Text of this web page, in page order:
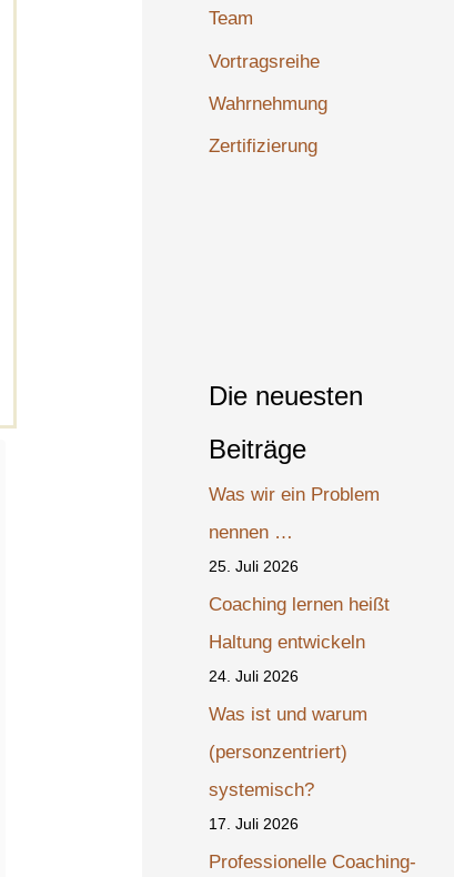
Team
Vortragsreihe
Wahrnehmung
Zertifizierung
Die neuesten
Beiträge
Was wir ein Problem
nennen …
25. Juli 2026
Coaching lernen heißt
Haltung entwickeln
24. Juli 2026
Was ist und warum
(personzentriert)
systemisch?
17. Juli 2026
Professionelle Coaching-